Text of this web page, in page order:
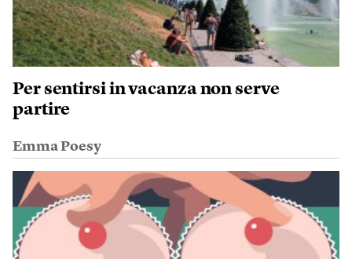
Per sentirsi in vacanza non serve
partire
Emma Poesy